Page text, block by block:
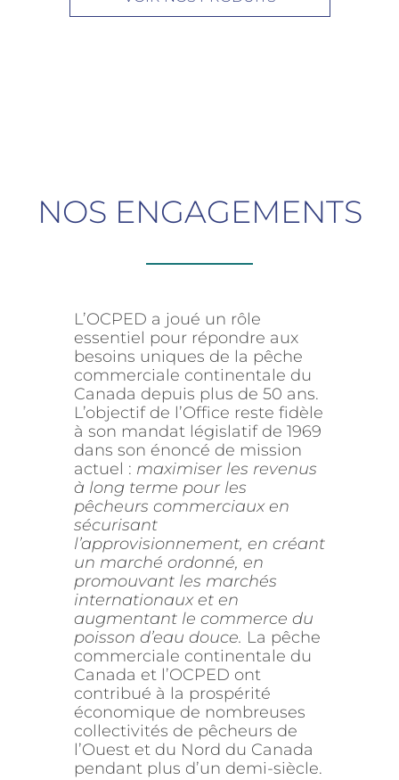
NOS ENGAGEMENTS
L’OCPED a joué un rôle
essentiel pour répondre aux
besoins uniques de la pêche
commerciale continentale du
Canada depuis plus de 50 ans.
L’objectif de l’Office reste fidèle
à son mandat législatif de 1969
dans son énoncé de mission
actuel : maximiser les revenus
à long terme pour les
pêcheurs commerciaux en
sécurisant
l’approvisionnement, en créant
un marché ordonné, en
promouvant les marchés
internationaux et en
augmentant le commerce du
poisson d’eau douce. La pêche
commerciale continentale du
Canada et l’OCPED ont
contribué à la prospérité
économique de nombreuses
collectivités de pêcheurs de
l’Ouest et du Nord du Canada
pendant plus d’un demi-siècle.